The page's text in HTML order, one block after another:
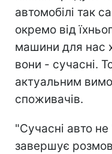
автомобілі так
окремо від
машини для нас
вони - сучасні.
актуальним
споживачів.
"Сучасні авто не
завершує